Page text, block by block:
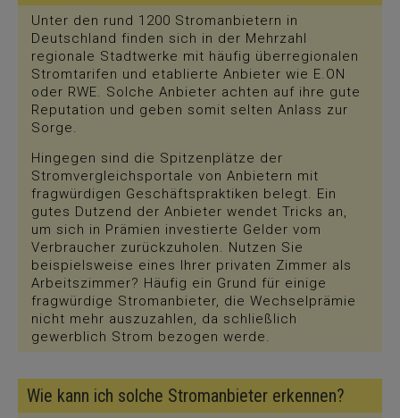
Unter den rund 1200 Stromanbietern in
Deutschland finden sich in der Mehrzahl
regionale Stadtwerke mit häufig überregionalen
Stromtarifen und etablierte Anbieter wie E.ON
oder RWE. Solche Anbieter achten auf ihre gute
Reputation und geben somit selten Anlass zur
Sorge.
Hingegen sind die Spitzenplätze der
Stromvergleichsportale von Anbietern mit
fragwürdigen Geschäftspraktiken belegt. Ein
gutes Dutzend der Anbieter wendet Tricks an,
um sich in Prämien investierte Gelder vom
Verbraucher zurückzuholen. Nutzen Sie
beispielsweise eines Ihrer privaten Zimmer als
Arbeitszimmer? Häufig ein Grund für einige
fragwürdige Stromanbieter, die Wechselprämie
nicht mehr auszuzahlen, da schließlich
gewerblich Strom bezogen werde.
Wie kann ich solche Stromanbieter erkennen?